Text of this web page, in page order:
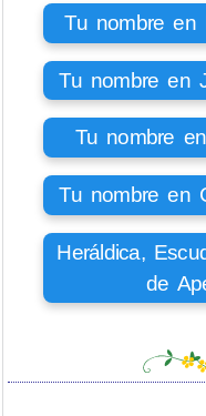
Tu nombre en
Tu nombre en
Tu nombre
Tu nombre en
Heráldica,
de